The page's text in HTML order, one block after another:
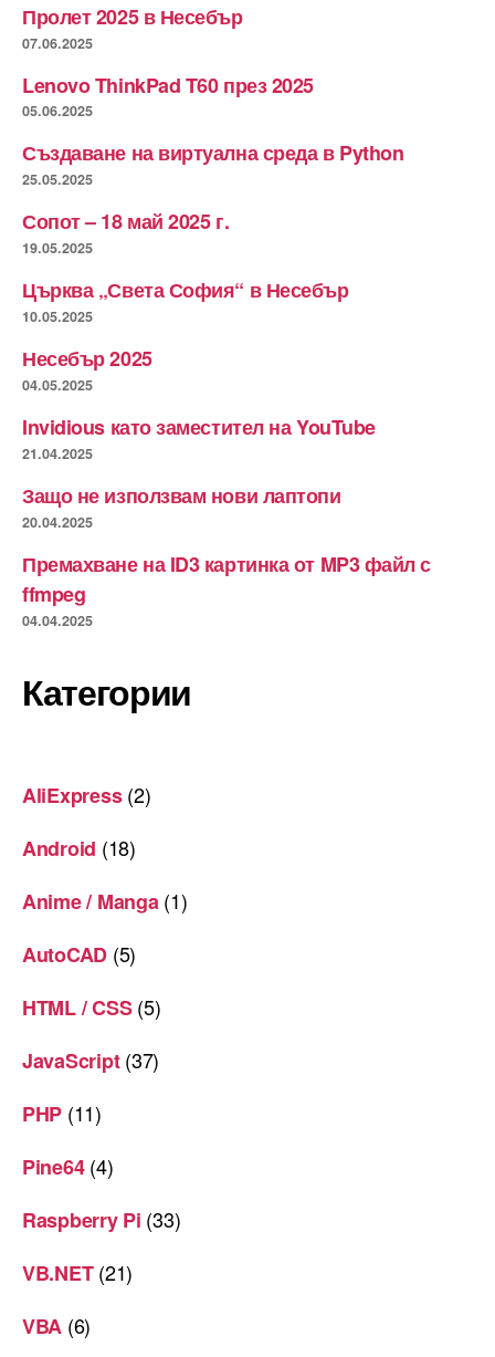
Пролет 2025 в Несебър
07.06.2025
Lenovo ThinkPad T60 през 2025
05.06.2025
Създаване на виртуална среда в Python
25.05.2025
Сопот – 18 май 2025 г.
19.05.2025
Църква „Света София“ в Несебър
10.05.2025
Несебър 2025
04.05.2025
Invidious като заместител на YouTube
21.04.2025
Защо не използвам нови лаптопи
20.04.2025
Премахване на ID3 картинка от MP3 файл с
ffmpeg
04.04.2025
Категории
AliExpress(2)
Android (18)
Anime / Manga (1)
AutoCAD (5)
HTML / CSS(5)
JavaScript(37)
PHP (11)
Pine64(4)
Raspberry Pi (33)
VB.NET(21)
VBA (6)